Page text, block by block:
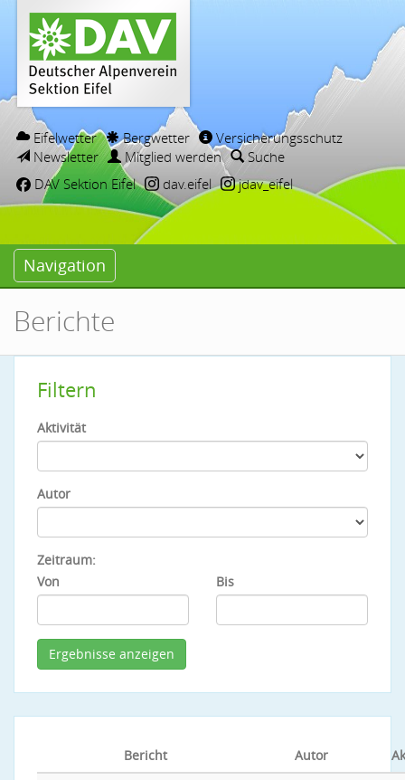
Eifelwetter Bergwetter
Versicherungsschutz
Newsletter
Mitglied werden
Suche
DAV Sektion Eifel
dav.eifel jdav_eifel
Navigation
Berichte
Filtern
Aktivität
Autor
Zeitraum:
Von
Bis
Bericht Autor